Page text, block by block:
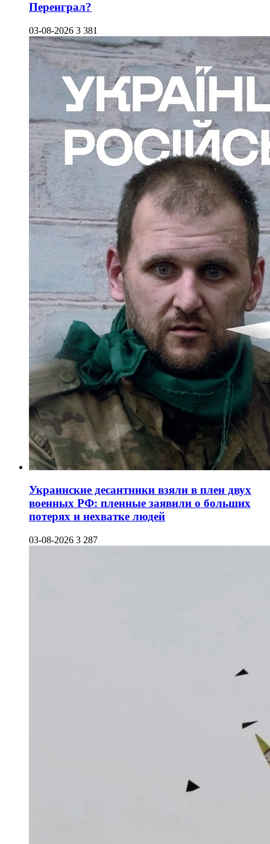
Переиграл?
03-08-2026 3 381
Украинские десантники взяли в плен двух
военных РФ: пленные заявили о больших
потерях и нехватке людей
03-08-2026 3 287